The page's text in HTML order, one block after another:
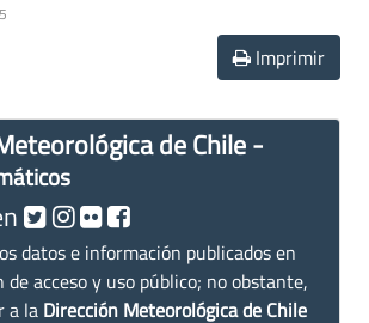
Imprimir
de Chile -
datos e información publicados en
acceso y uso público; no obstante,
a la Dirección Meteorológica de Chile